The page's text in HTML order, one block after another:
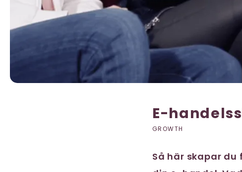
E-
GROWTH
Så här skapar